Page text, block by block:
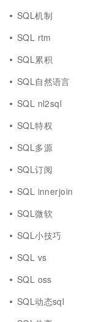
SQL机制
SQL rtm
SQL累积
SQL自然语言
SQL nl2sql
SQL特权
SQL多源
SQL订阅
SQL innerjoin
SQL微软
SQL小技巧
SQL vs
SQL oss
SQL动态sql